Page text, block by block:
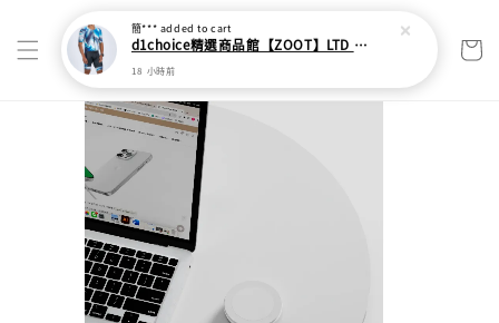
簡*** added to cart
d1choice精選商品館【ZOOT】LTD RACESUITS 經典系列 - 全開連身三鐵衣 - SURGE (男)
18 小時前